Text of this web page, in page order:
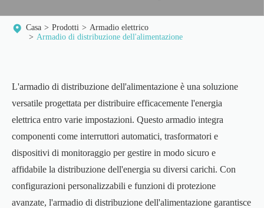
Casa Prodotti
Armadio elettrico
Armadio di distribuzione dell'alimentazione
L'armadio di distribuzione dell'alimentazione è una soluzione
versatile progettata per distribuire efficacemente l'energia
elettrica entro varie impostazioni. Questo armadio integra
componenti come interruttori automatici, trasformatori e
dispositivi di monitoraggio per gestire in modo sicuro e
affidabile la distribuzione dell'energia su diversi carichi. Con
configurazioni personalizzabili e funzioni di protezione
avanzate, l'armadio di distribuzione dell'alimentazione garantisce